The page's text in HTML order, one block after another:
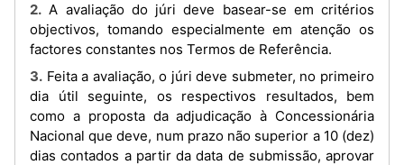
2. A avaliação do júri deve basear-se em critérios
objectivos, tomando especialmente em atenção os
factores constantes nos Termos de Referência.
3. Feita a avaliação, o júri deve submeter, no primeiro
dia útil seguinte, os respectivos resultados, bem
como a proposta da adjudicação à Concessionária
Nacional que deve, num prazo não superior a 10 (dez)
dias contados a partir da data de submissão, aprovar